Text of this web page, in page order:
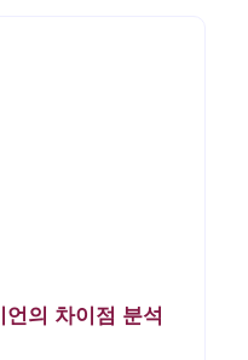
의 차이점 분석